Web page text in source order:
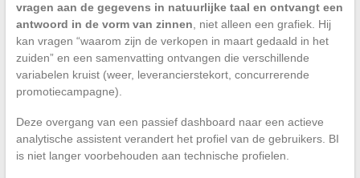
vragen aan de gegevens in natuurlijke taal en ontvangt een
antwoord in de vorm van zinnen, niet alleen een grafiek. Hij
kan vragen “waarom zijn de verkopen in maart gedaald in het
zuiden” en een samenvatting ontvangen die verschillende
variabelen kruist (weer, leverancierstekort, concurrerende
promotiecampagne).
Deze overgang van een passief dashboard naar een actieve
analytische assistent verandert het profiel van de gebruikers. BI
is niet langer voorbehouden aan technische profielen.